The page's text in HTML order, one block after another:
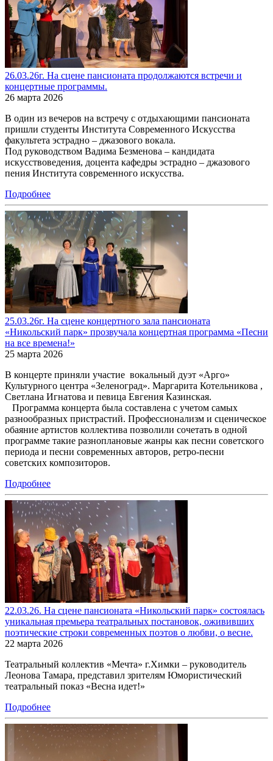
26.03.26г. На сцене пансионата продолжаются встречи и
концертные программы.
26 марта 2026
В один из вечеров на встречу с отдыхающими пансионата
пришли студенты Института Современного Искусства
факультета эстрадно – джазового вокала.
Под руководством Вадима Безменова – кандидата
искусствоведения, доцента кафедры эстрадно – джазового
пения Института современного искусства.
Подробнее
25.03.26г. На сцене концертного зала пансионата
«Никольский парк» прозвучала концертная программа «Песни
на все времена!»
25 марта 2026
В концерте приняли участие вокальный дуэт «Арго»
Культурного центра «Зеленоград». Маргарита Котельникова ,
Светлана Игнатова и певица Евгения Казинская.
Программа концерта была составлена с учетом самых
разнообразных пристрастий. Профессионализм и сценическое
обаяние артистов коллектива позволили сочетать в одной
программе такие разноплановые жанры как песни советского
периода и песни современных авторов, ретро-песни
советских композиторов.
Подробнее
22.03.26. На сцене пансионата «Никольский парк» состоялась
уникальная премьера театральных постановок, ожививших
поэтические строки современных поэтов о любви, о весне.
22 марта 2026
Театральный коллектив «Мечта» г.Химки – руководитель
Леонова Тамара, представил зрителям Юмористический
театральный показ «Весна идет!»
Подробнее